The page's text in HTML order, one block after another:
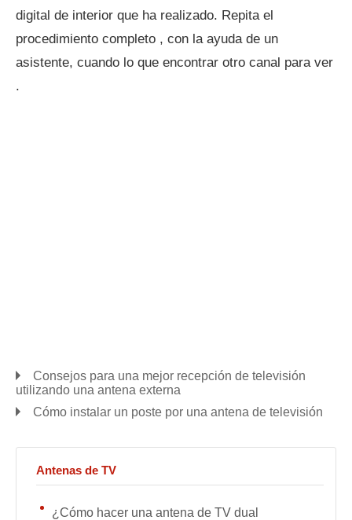
digital de interior que ha realizado. Repita el
procedimiento completo , con la ayuda de un
asistente, cuando lo que encontrar otro canal para ver
.
Consejos para una mejor recepción de televisión
utilizando una antena externa
Cómo instalar un poste por una antena de televisión
Antenas de TV
¿Cómo hacer una antena de TV dual